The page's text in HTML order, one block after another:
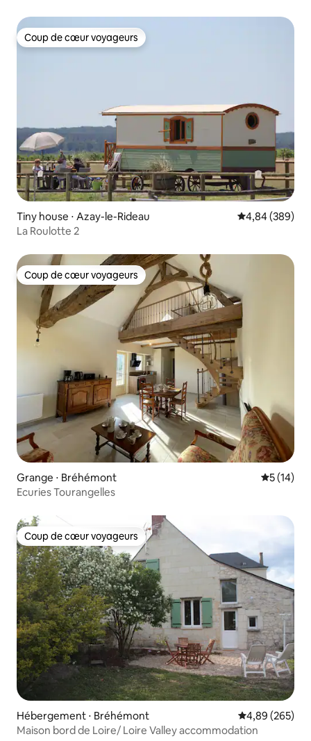
Coup de cœur voyageurs
Coup de cœur voyageurs
Tiny house ⋅ Azay-le-Rideau Évaluation
4,84 (389)
La Roulotte 2
Coup de cœur voyageurs
Coup de cœur voyageurs
Grange ⋅ Bréhémont
5 (14)
Ecuries Tourangelles
Coup de cœur voyageurs
Coup de cœur voyageurs
Hébergement ⋅ Bréhémont Évaluation
4,89 (265)
Maison bord de Loire/ Loire Valley accommodation